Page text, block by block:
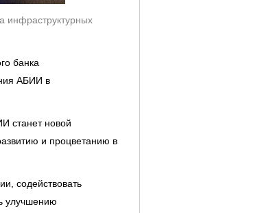
инфраструктурных
банка
АБИИ в
станет новой
и процветанию в
содействовать
улучшению